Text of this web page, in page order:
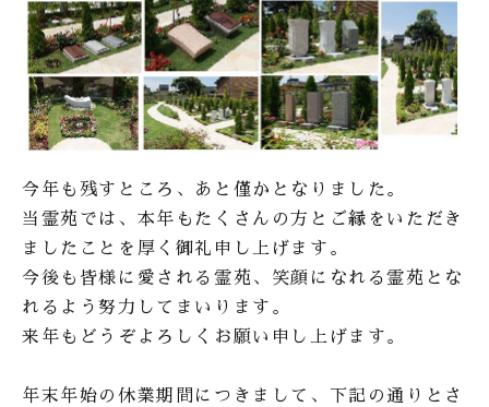
今年も残すところ、あと僅かとなりました。
当霊苑では、本年もたくさんの方とご縁をいただき
ましたことを厚く御礼申し上げます。
今後も皆様に愛される霊苑、笑顔になれる霊苑とな
れるよう努力してまいります。
来年もどうぞよろしくお願い申し上げます。
年末年始の休業期間につきまして、下記の通りとさ